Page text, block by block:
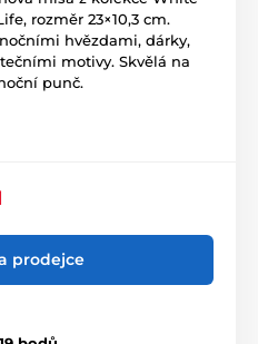
rozměr 23×10,3 cm.
hvězdami, dárky,
motivy. Skvělá na
punč.
prodejce